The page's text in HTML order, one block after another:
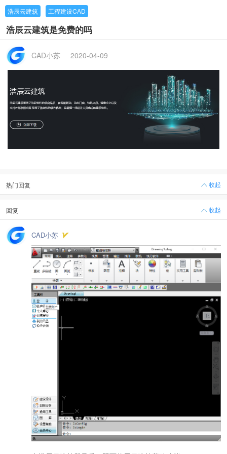
浩辰云建筑 工程建设CAD
浩辰云建筑是免费的吗
CAD小苏 2020-04-09
热门回复 收起
回复 收起
CAD小苏